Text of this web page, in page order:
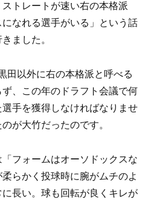
トレートが速い右の本格派
なれる選手がいる」という話
ました。
田以外に右の本格派と呼べる
、この年のドラフト会議で何
手を獲得しなければなりませ
が大竹だったのです。
フォームはオーソドックスな
らかく投球時に腕がムチのよ
長い。球も回転が良くキレが